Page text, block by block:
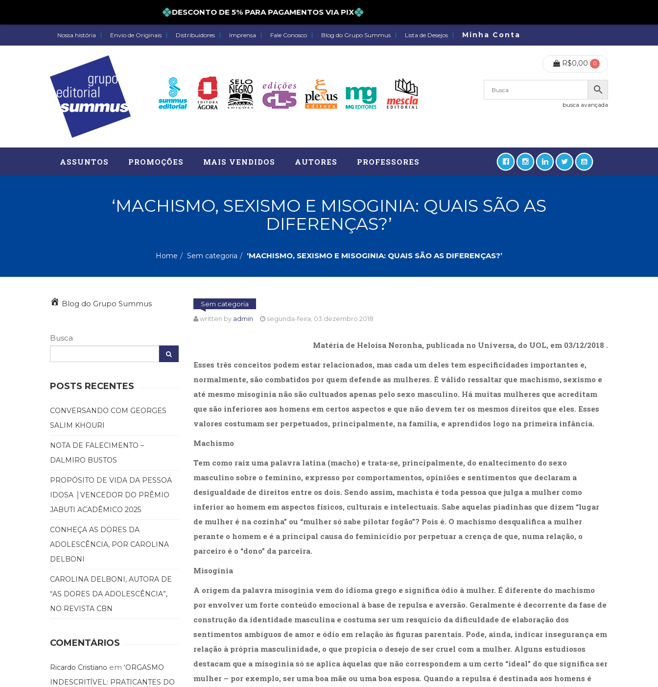
DESCONTO DE 5% PARA PAGAMENTOS VIA PIX
Nossa história Envio de Originais Distribuidores Imprensa Fale Conosco Blog do Grupo Summus Lista de Desejos Minha Conta
R$0,00 0
busca avançada
ASSUNTOS
Atualidades, Política, Direitos Humanos (133)
Biografias, Depoimentos, Vivências (104)
Culinária, Alimentação (14)
Economia, Negócios (31)
Educação (278)
PNL (Programação Neurolingüística) (41)
Publicidade, Propaganda e Marketing (33)
Relações Públicas e Comunicação Empresarial
Religião, Espiritualidade, Filosofia (63)
Sem categoria (0)
Temas africanos (30)
PROMOÇÕES MAIS VENDIDOS AUTORES PROFESSORES
‘MACHISMO, SEXISMO E MISOGINIA: QUAIS SÃO AS
DIFERENÇAS?’
Home Sem categoria ‘MACHISMO, SEXISMO E MISOGINIA: QUAIS SÃO AS DIFERENÇAS?’
Sem categoria
written by admin segunda-feira, 03 dezembro 2018
Matéria de Heloísa Noronha, publicada no Universa, do UOL, em 03/12/2018 .
Esses três conceitos podem estar relacionados, mas cada um deles tem especificidades importantes e,
normalmente, são combatidos por quem defende as mulheres. É válido ressaltar que machismo, sexismo e
até mesmo misoginia não são cultuados apenas pelo sexo masculino. Há muitas mulheres que acreditam
que são inferiores aos homens em certos aspectos e que não devem ter os mesmos direitos que eles. Esses
valores costumam ser perpetuados, principalmente, na família, e aprendidos logo na primeira infância.
Machismo
Tem como raiz uma palavra latina (macho) e trata-se, principalmente, do enaltecimento do sexo
masculino sobre o feminino, expresso por comportamentos, opiniões e sentimentos que declaram a
desigualdade de direitos entre os dois. Sendo assim, machista é toda pessoa que julga a mulher como
inferior ao homem em aspectos físicos, culturais e intelectuais. Sabe aquelas piadinhas que dizem “lugar
de mulher é na cozinha” ou “mulher só sabe pilotar fogão”? Pois é. O machismo desqualifica a mulher
perante o homem e é a principal causa do feminicídio por perpetuar a crença de que, numa relação, o
parceiro é o “dono” da parceira.
Misoginia
A origem da palavra misoginia vem do idioma grego e significa ódio à mulher. É diferente do machismo
por envolver um forte conteúdo emocional à base de repulsa e aversão. Geralmente é decorrente da fase de
construção da identidade masculina e costuma ser um resquício da dificuldade de elaboração dos
sentimentos ambíguos de amor e ódio em relação às figuras parentais. Pode, ainda, indicar insegurança em
relação à própria masculinidade, o que propicia o desejo de ser cruel com a mulher. Alguns estudiosos
destacam que a misoginia só se aplica àquelas que não correspondem a um certo “ideal” do que significa ser
mulher – por exemplo, ser uma boa mãe ou uma boa esposa. Quando a repulsa é destinada aos homens é
Blog do Grupo Summus
Busca
POSTS RECENTES
CONVERSANDO COM GEORGES
SALIM KHOURI
NOTA DE FALECIMENTO –
DALMIRO BUSTOS
PROPÓSITO DE VIDA DA PESSOA
IDOSA │VENCEDOR DO PRÊMIO
JABUTI ACADÊMICO 2025
CONHEÇA AS DORES DA
ADOLESCÊNCIA, POR CAROLINA
DELBONI
CAROLINA DELBONI, AUTORA DE
“AS DORES DA ADOLESCÊNCIA”,
NO REVISTA CBN
COMENTÁRIOS
Ricardo Cristiano em ‘ORGASMO
INDESCRITÍVEL: PRATICANTES DO